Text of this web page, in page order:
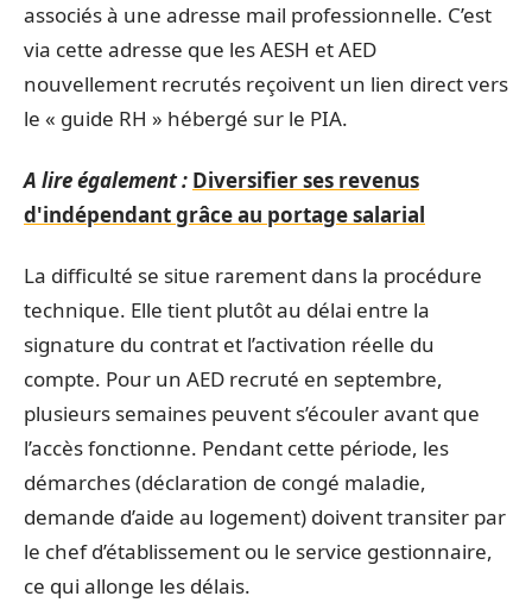
associés à une adresse mail professionnelle. C’est
via cette adresse que les AESH et AED
nouvellement recrutés reçoivent un lien direct vers
le « guide RH » hébergé sur le PIA.
A lire également : Diversifier ses revenus
d'indépendant grâce au portage salarial
La difficulté se situe rarement dans la procédure
technique. Elle tient plutôt au délai entre la
signature du contrat et l’activation réelle du
compte. Pour un AED recruté en septembre,
plusieurs semaines peuvent s’écouler avant que
l’accès fonctionne. Pendant cette période, les
démarches (déclaration de congé maladie,
demande d’aide au logement) doivent transiter par
le chef d’établissement ou le service gestionnaire,
ce qui allonge les délais.